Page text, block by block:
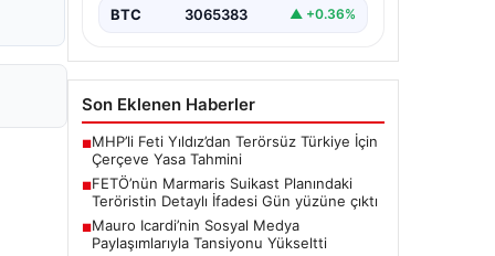
BTC 3065383 ▲ +0.36%
Son Eklenen Haberler
■MHP’li Feti Yıldız’dan Terörsüz Türkiye İçin
Çerçeve Yasa Tahmini
■FETÖ’nün Marmaris Suikast Planındaki
Teröristin Detaylı İfadesi Gün yüzüne çıktı
■Mauro Icardi’nin Sosyal Medya
Paylaşımlarıyla Tansiyonu Yükseltti